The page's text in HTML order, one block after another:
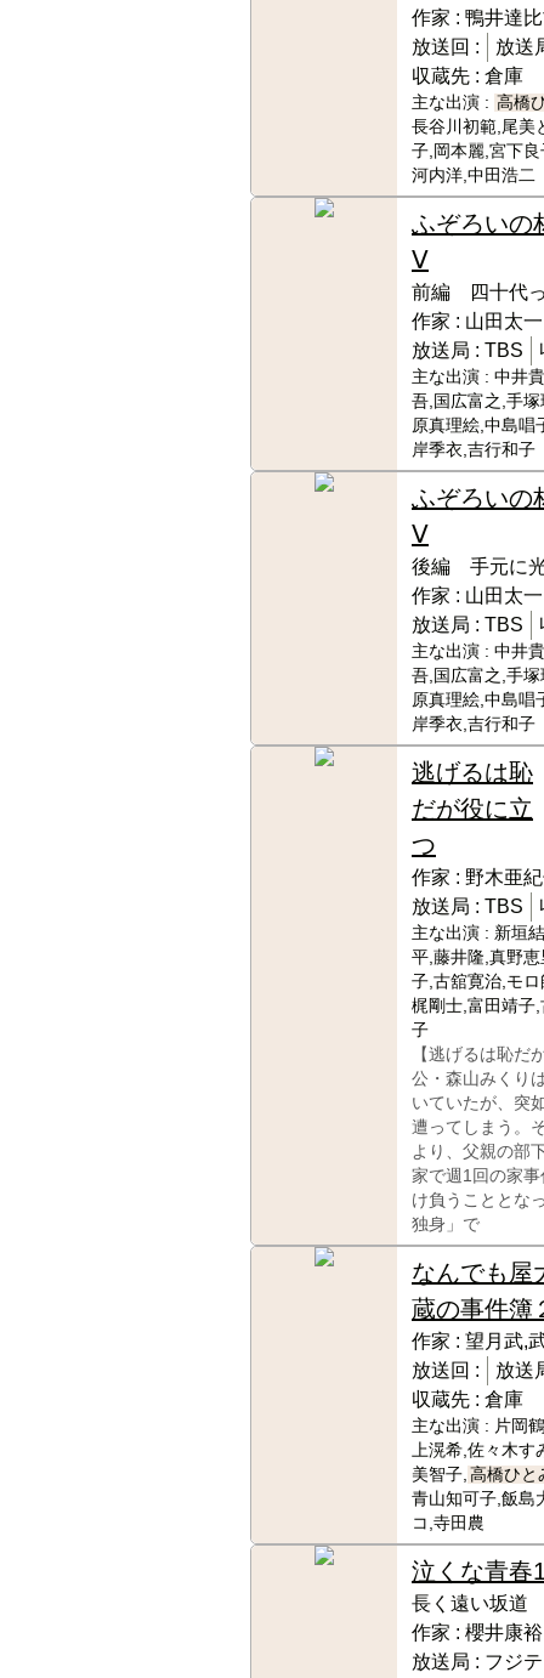
作家 : 鴨井達
放送回 :
放送
収蔵先 : 倉庫
主な出演 : 高橋
長谷川初範,尾美
子,岡本麗,宮下
河内洋,中田浩二
ふぞろいの
Ⅴ
前編 四十代
作家 : 山田太一
放送局 : TBS
主な出演 : 中井
吾,国広富之,手塚
原真理絵,中島唱
岸季衣,吉行和子
ふぞろいの
Ⅴ
後編 手元に
作家 : 山田太一
放送局 : TBS
主な出演 : 中井
吾,国広富之,手塚
原真理絵,中島唱
岸季衣,吉行和子
逃げるは恥
だが役に立
つ
作家 : 野木亜
放送局 : TBS
主な出演 : 新垣
平,藤井隆,真野
子,古舘寛治,モロ
梶剛士,富田靖子
子
【逃げるは恥だ
公・森山みくり
いていたが、突
遭ってしまう。
より、父親の部
家で週1回の家
け負うこととな
独身」で
なんでも屋
蔵の事件簿
作家 : 望月武,
放送回 :
放送
収蔵先 : 倉庫
主な出演 : 片岡
上滉希,佐々木
美智子, 高橋ひと
青山知可子,飯島
コ,寺田農
泣くな青春
長く遠い坂道
作家 : 櫻井康裕
放送局 : フジ